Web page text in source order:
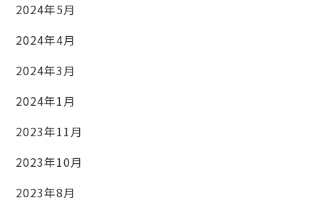
2024年5月
2024年4月
2024年3月
2024年1月
2023年11月
2023年10月
2023年8月